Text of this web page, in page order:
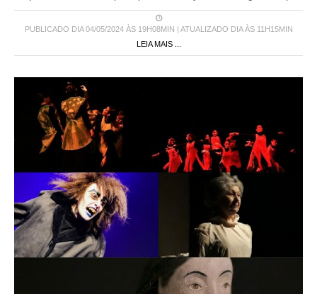
PUBLICADO DIA 04/05/2024 ÀS 19H08MIN | ATUALIZADO DIA ÀS 11H15MIN
LEIA MAIS ...